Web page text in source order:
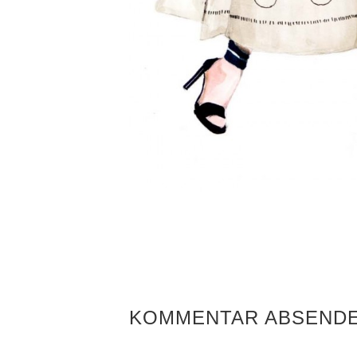
KOMMENTAR